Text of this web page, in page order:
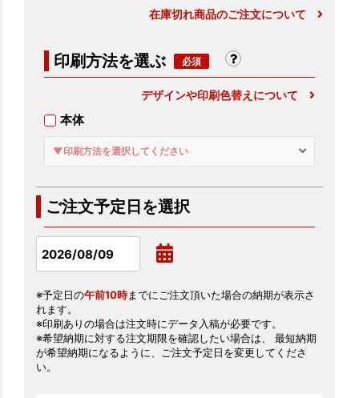
在庫切れ商品のご注文について
印刷方法を選ぶ
デザインや印刷色替えについて
本体
▼印刷方法を選択してください
ご注文予定日を選択
※予定日の午前10時までにご注文頂いた場合の納期が表示さ
れます。
※印刷ありの場合は注文時にデータ入稿が必要です。
※希望納期に対する注文期限を確認したい場合は、 最短納期
が希望納期になるように、ご注文予定日を変更してくださ
い。